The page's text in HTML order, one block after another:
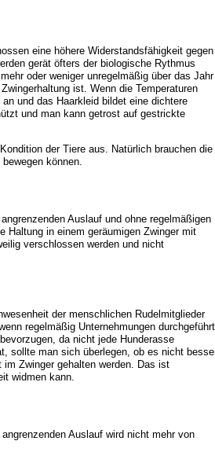
eine höhere Widerstandsfähigkeit gegen
gerät öfters der biologische Rythmus
oder weniger unregelmäßig über das Jahr
ist. Wenn die Temperaturen
und das Haarkleid bildet eine dichtere
und man kann getrost auf gestrickte
der Tiere aus. Natürlich brauchen die
können.
Auslauf und ohne regelmäßigen
Haltung in einem geräumigen Zwinger mit
verschlossen werden und nicht
der menschlichen Rudelmitglieder
regelmäßig Unternehmungen durchgeführt
da nicht jede Hunderasse
sollte man sich überlegen, ob es nicht
Zwinger gehalten werden. Das ist
widmen kann.
Auslauf wird nicht mehr von